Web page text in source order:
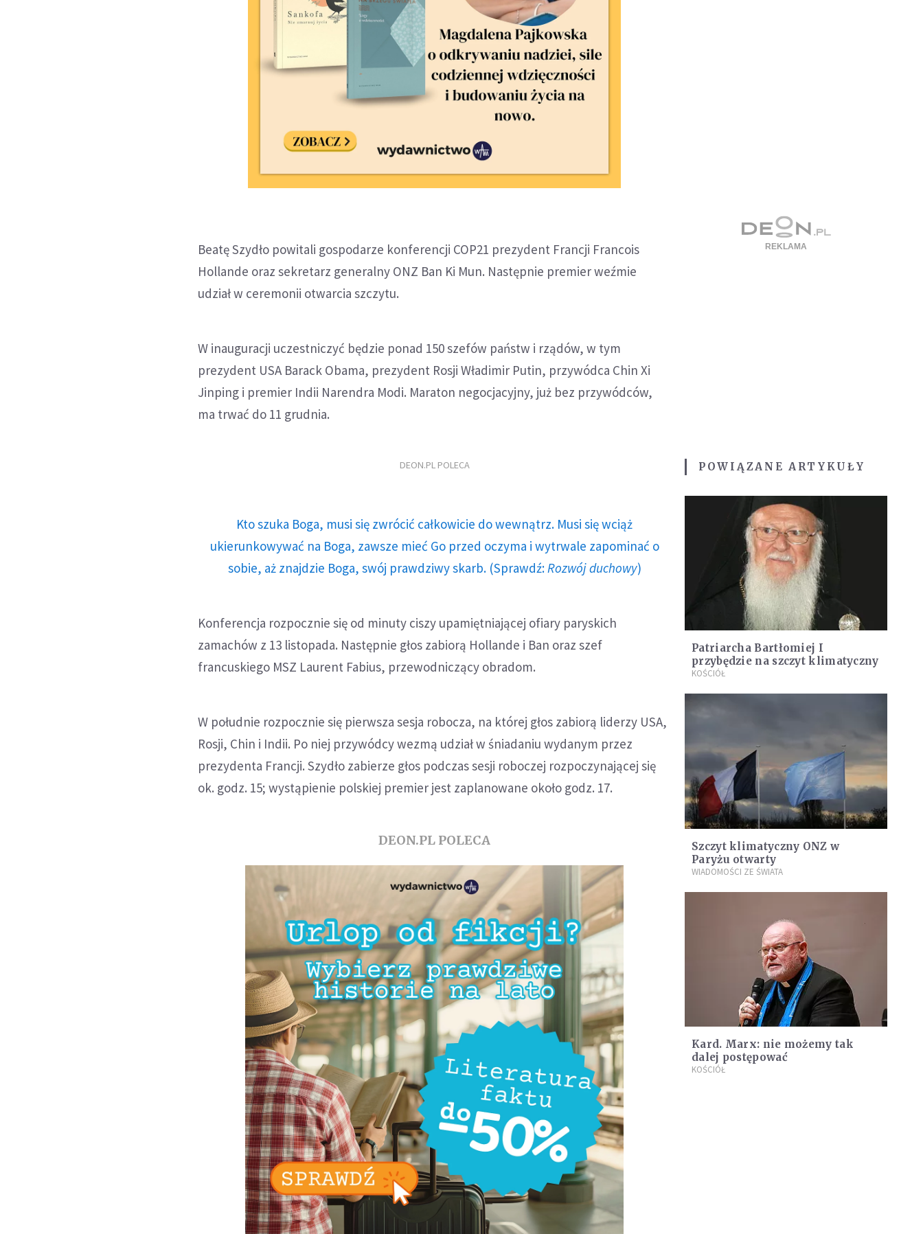
Beatę Szydło powitali gospodarze konferencji COP21 prezydent Francji Francois
Hollande oraz sekretarz generalny ONZ Ban Ki Mun. Następnie premier weźmie
udział w ceremonii otwarcia szczytu.
W inauguracji uczestniczyć będzie ponad 150 szefów państw i rządów, w tym
prezydent USA Barack Obama, prezydent Rosji Władimir Putin, przywódca Chin Xi
Jinping i premier Indii Narendra Modi. Maraton negocjacyjny, już bez przywódców,
ma trwać do 11 grudnia.
DEON.PL POLECA
Kto szuka Boga, musi się zwrócić całkowicie do wewnątrz. Musi się wciąż
ukierunkowywać na Boga, zawsze mieć Go przed oczyma i wytrwale zapominać o
sobie, aż znajdzie Boga, swój prawdziwy skarb. (Sprawdź: Rozwój duchowy)
Konferencja rozpocznie się od minuty ciszy upamiętniającej ofiary paryskich
zamachów z 13 listopada. Następnie głos zabiorą Hollande i Ban oraz szef
francuskiego MSZ Laurent Fabius, przewodniczący obradom.
W południe rozpocznie się pierwsza sesja robocza, na której głos zabiorą liderzy USA,
Rosji, Chin i Indii. Po niej przywódcy wezmą udział w śniadaniu wydanym przez
prezydenta Francji. Szydło zabierze głos podczas sesji roboczej rozpoczynającej się
ok. godz. 15; wystąpienie polskiej premier jest zaplanowane około godz. 17.
DEON.PL POLECA
POWIĄZANE ARTYKUŁY
Patriarcha Bartłomiej I
przybędzie na szczyt klimatyczny
KOŚCIÓŁ
Szczyt klimatyczny ONZ w
Paryżu otwarty
WIADOMOŚCI ZE ŚWIATA
Kard. Marx: nie możemy tak
dalej postępować
KOŚCIÓŁ